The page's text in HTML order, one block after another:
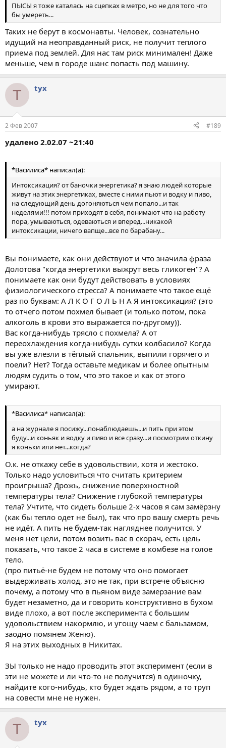
ПЫСЫ я тоже каталась на сцепках в метро, но не для того что
бы умереть...
Таких не берут в космонавты. Человек, сознательно
идущий на неоправданный риск, не получит теплого
приема под землей. Для нас там риск минимален! Даже
меньше, чем в городе шанс попасть под машину.
T tyx
2 Фев 2007 #189
удалено 2.02.07 ~21:40
*Василиса* написал(а):
Интоксикация? от баночки энергетика? я знаю людей которые
живут на этих энергетиках, вместе с ними пьют и водку и пиво,
на следующий день догоняються чем попало...и так
неделями!!! потом приходят в себя, понимают что на работу
пора, умываються, одеваються и вперед...никакой
интоксикации, ничего вапще...все по барабану...
Вы понимаете, как они действуют и что значила фраза
Долотова "когда энергетики выжрут весь гликоген"? А
понимаете как они будут действовать в условиях
физиологического стресса? А понимаете что такое ещё
раз по буквам: А Л К О Г О Л Ь Н А Я интоксикация? (это
то отчего потом похмел бывает (и только потом, пока
алкоголь в крови это выражается по-другому)).
Вас когда-нибудь трясло с похмела? А от
переохлаждения когда-нибудь сутки колбасило? Когда
вы уже влезли в тёплый спальник, выпили горячего и
поели? Нет? Тогда оставьте медикам и более опытным
людям судить о том, что это такое и как от этого
умирают.
*Василиса* написал(а):
а на журнале я посижу...понаблюдаешь...и пить при этом
буду...и коньяк и водку и пиво и все сразу...и посмотрим откину
я коньки или нет...когда?
О.к. не откажу себе в удовольствии, хотя и жестоко.
Только надо условиться что считать критерием
проигрыша? Дрожь, снижение поверхностной
температуры тела? Снижение глубокой температуры
тела? Учтите, что сидеть больше 2-х часов я сам замёрзну
(как бы тепло одет не был), так что про вашу смерть речь
не идёт. А пить не будем-так нагляднее получится. У
меня нет цели, потом возить вас в скорач, есть цель
показать, что такое 2 часа в системе в комбезе на голое
тело.
(про питьё-не будем не потому что оно помогает
выдерживать холод, это не так, при встрече объясню
почему, а потому что в пьяном виде замерзание вам
будет незаметно, да и говорить конструктивно в бухом
виде плохо, а вот после эксперимента с большим
удовольствием накормлю, и угощу чаем с бальзамом,
заодно помянем Женю).
Я на этих выходных в Никитах.
ЗЫ только не надо проводить этот эксперимент (если в
эти не можете и ли что-то не получится) в одиночку,
найдите кого-нибудь, кто будет ждать рядом, а то труп
на совести мне не нужен.
T tyx